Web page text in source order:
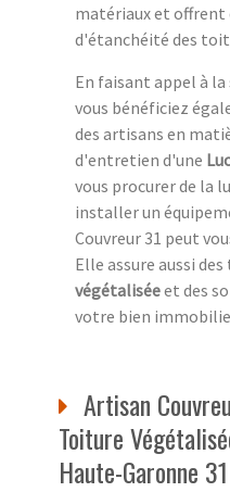
matériaux et offrent
d'étanchéité des
En faisant appel à la
vous bénéficiez
des artisans en
d'entretien d'une
vous procurer de la
installer un
Couvreur 31 peut
Elle assure aussi
végétaliséeet des
votre bien
Artisan
Toiture
Haute-Garonne 31